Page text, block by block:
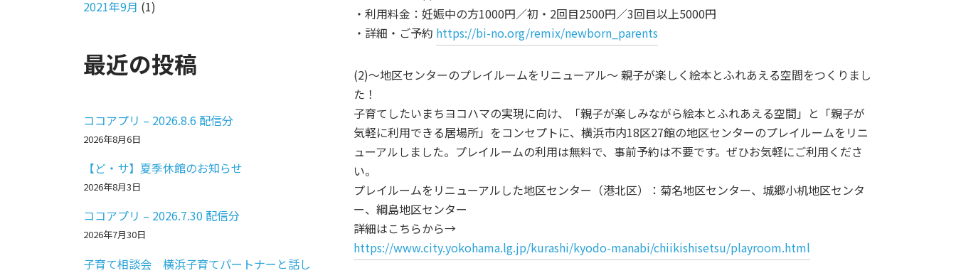
・利用料金：妊娠中の方1000円／初・2回目2500円／3回目以上5000円
・詳細・ご予約 https://bi-no.org/remix/newborn_parents
(2)～地区センターのプレイルームをリニューアル～ 親子が楽しく絵本とふれあえる空間をつくりまし
た！
子育てしたいまちヨコハマの実現に向け、「親子が楽しみながら絵本とふれあえる空間」と「親子が
気軽に利用できる居場所」をコンセプトに、横浜市内18区27館の地区センターのプレイルームをリニ
ューアルしました。プレイルームの利用は無料で、事前予約は不要です。ぜひお気軽にご利用くださ
い。
プレイルームをリニューアルした地区センター（港北区）：菊名地区センター、城郷小机地区センタ
ー、綱島地区センター
詳細はこちらから→
https://www.city.yokohama.lg.jp/kurashi/kyodo-manabi/chiikishisetsu/playroom.html
2021年9月 (1)
最近の投稿
ココアプリ – 2026.8.6 配信分
2026年8月6日
【ど・サ】夏季休館のお知らせ
2026年8月3日
ココアプリ – 2026.7.30 配信分
2026年7月30日
子育て相談会 横浜子育てパートナーと話し